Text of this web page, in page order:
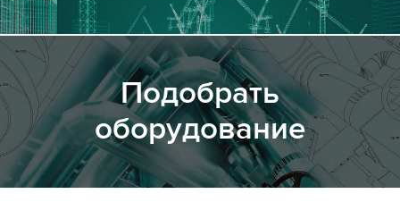
Подобрать
оборудование